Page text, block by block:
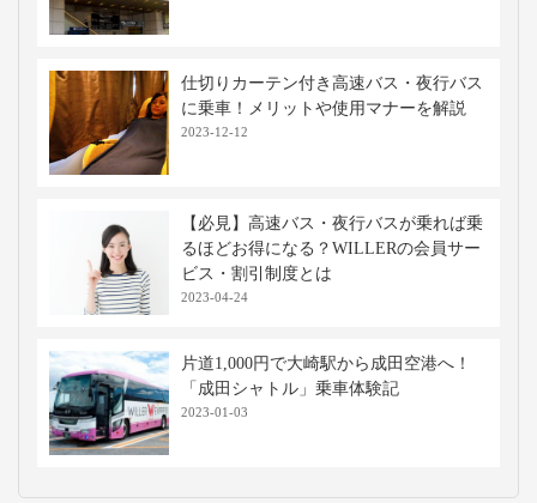
仕切りカーテン付き高速バス・夜行バス
に乗車！メリットや使用マナーを解説
2023-12-12
【必見】高速バス・夜行バスが乗れば乗
るほどお得になる？WILLERの会員サー
ビス・割引制度とは
2023-04-24
片道1,000円で大崎駅から成田空港へ！
「成田シャトル」乗車体験記
2023-01-03